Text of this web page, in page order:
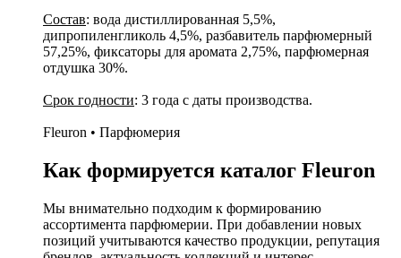
Состав: вода дистиллированная 5,5%,
дипропиленгликоль 4,5%, разбавитель парфюмерный
57,25%, фиксаторы для аромата 2,75%, парфюмерная
отдушка 30%.
Срок годности: 3 года с даты производства.
Fleuron • Парфюмерия
Как формируется каталог Fleuron
Мы внимательно подходим к формированию
ассортимента парфюмерии. При добавлении новых
позиций учитываются качество продукции, репутация